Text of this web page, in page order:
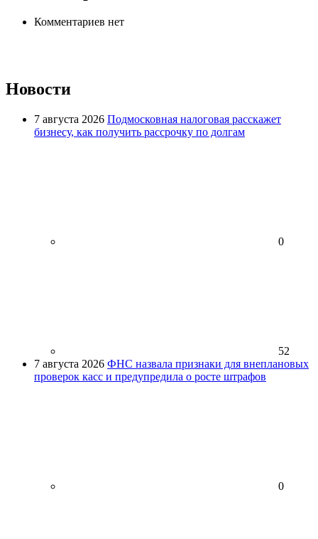
Комментариев нет
Новости
7 августа 2026 Подмосковная налоговая расскажет
бизнесу, как получить рассрочку по долгам
0
52
7 августа 2026 ФНС назвала признаки для внеплановых
проверок касс и предупредила о росте штрафов
0